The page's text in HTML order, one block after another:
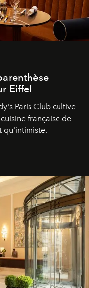
Eiffel
Paris Club cultive
française de
qu'intimiste.